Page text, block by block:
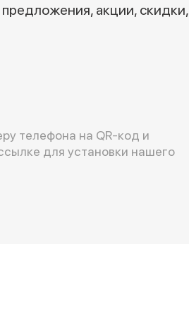
акции, скидки,
телефона на QR-код и
для установки нашего